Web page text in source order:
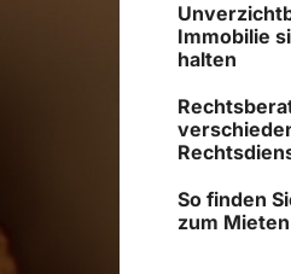
Immobilie
halten
So finden
zum